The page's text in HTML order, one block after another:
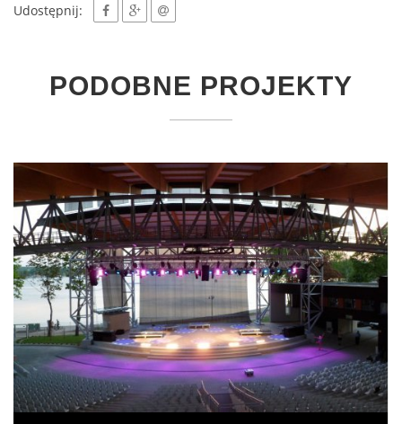
Udostępnij:
PODOBNE PROJEKTY